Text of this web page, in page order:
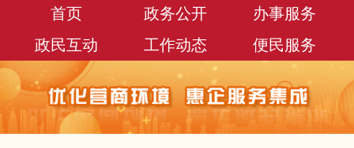
首页 政务公开
办事服务
政民互动
工作动态 便民服务